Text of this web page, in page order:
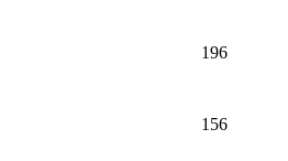
196
156